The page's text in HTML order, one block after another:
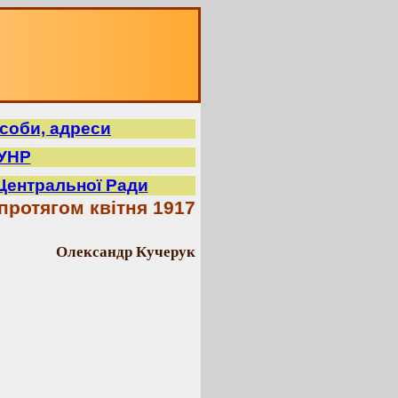
адреси
Ради
квітня 1917
Олександр Кучерук